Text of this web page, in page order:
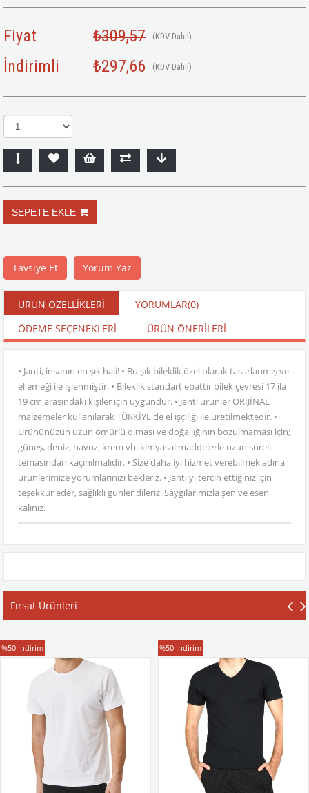
Fiyat ₺309,57 (KDV Dahil)
İndirimli ₺297,66 (KDV Dahil)
Tavsiye Et Yorum Yaz
ÜRÜN ÖZELLIKLERI YORUMLAR(0)
ÖDEME SEÇENEKLERI
ÜRÜN ÖNERILERI
• Janti, insanın en şık hali! • Bu şık bileklik özel olarak tasarlanmış ve
el emeği ile işlenmiştir. • Bileklik standart ebattır bilek çevresi 17 ila
19 cm arasındaki kişiler için uygundur. • Janti ürünler ORİJİNAL
malzemeler kullanılarak TÜRKİYE'de el işçiliği ile üretilmektedir. •
Ürününüzün uzun ömürlü olması ve doğallığının bozulmaması için;
güneş, deniz, havuz, krem vb. kimyasal maddelerle uzun süreli
temasından kaçınılmalıdır. • Size daha iyi hizmet verebilmek adına
ürünlerimize yorumlarınızı bekleriz. • Janti'yi tercih ettiğiniz için
teşekkür eder, sağlıklı günler dileriz. Saygılarımızla şen ve esen
kalınız.
Fırsat Ürünleri
T-Shirt
%50 İndirim T-Shirt
%50 İndirim